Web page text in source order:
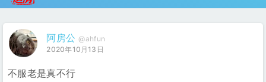
阿房公 @ahfun
2020年10月13日
不服老是真不行